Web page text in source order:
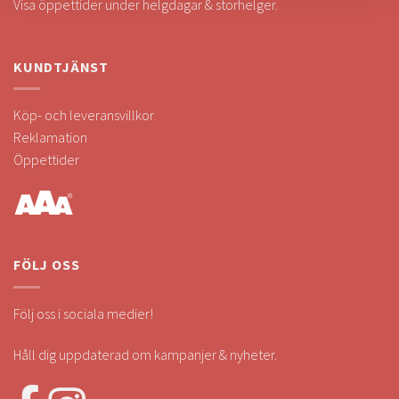
Visa öppettider under helgdagar & storhelger.
KUNDTJÄNST
Köp- och leveransvillkor
Reklamation
Öppettider
FÖLJ OSS
Följ oss i sociala medier!
Håll dig uppdaterad om kampanjer & nyheter.